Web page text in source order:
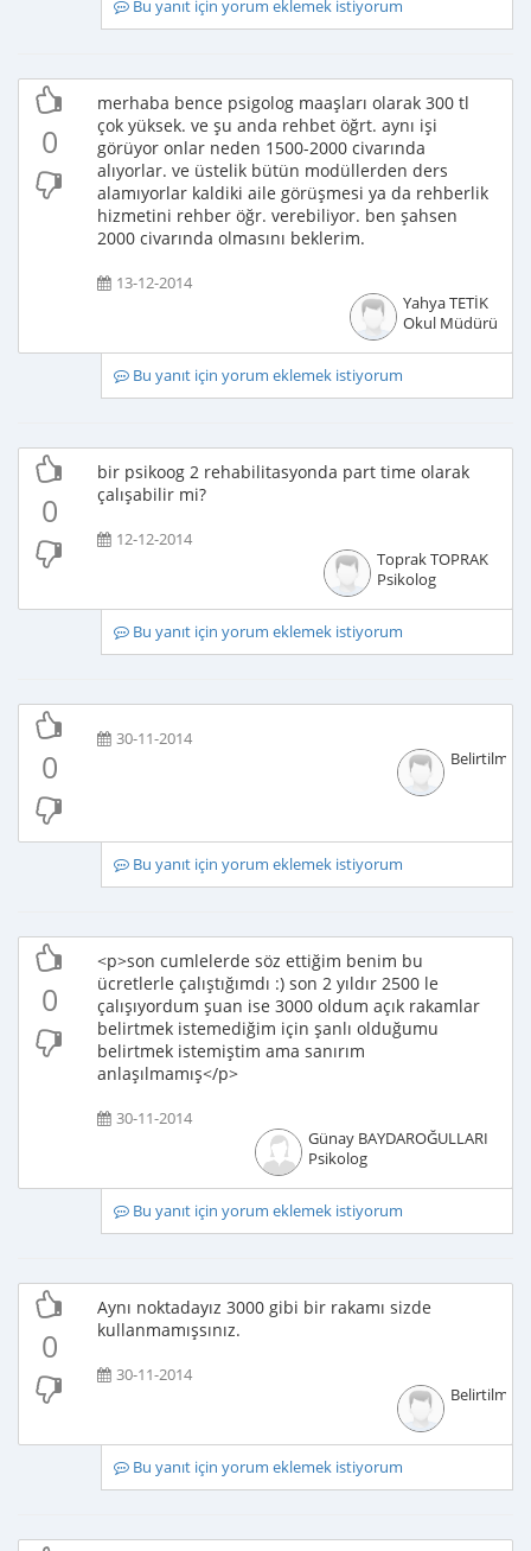
Bu yanıt için yorum eklemek istiyorum
0
merhaba bence psigolog maaşları olarak 300 tl
çok yüksek. ve şu anda rehbet öğrt. aynı işi
görüyor onlar neden 1500-2000 civarında
alıyorlar. ve üstelik bütün modüllerden ders
alamıyorlar kaldiki aile görüşmesi ya da rehberlik
hizmetini rehber öğr. verebiliyor. ben şahsen
2000 civarında olmasını beklerim.
13-12-2014
Yahya TETİK
Okul Müdürü
Bu yanıt için yorum eklemek istiyorum
0
bir psikoog 2 rehabilitasyonda part time olarak
çalışabilir mi?
12-12-2014
Toprak TOPRAK
Psikolog
Bu yanıt için yorum eklemek istiyorum
0
30-11-2014
Bu yanıt için yorum eklemek istiyorum
0
<p>son cumlelerde söz ettiğim benim bu
ücretlerle çalıştığımdı :) son 2 yıldır 2500 le
çalışıyordum şuan ise 3000 oldum açık rakamlar
belirtmek istemediğim için şanlı olduğumu
belirtmek istemiştim ama sanırım
anlaşılmamış</p>
30-11-2014
Günay BAYDAROĞULLARI
Psikolog
Bu yanıt için yorum eklemek istiyorum
0
Aynı noktadayız 3000 gibi bir rakamı sizde
kullanmamışsınız.
30-11-2014
Bu yanıt için yorum eklemek istiyorum